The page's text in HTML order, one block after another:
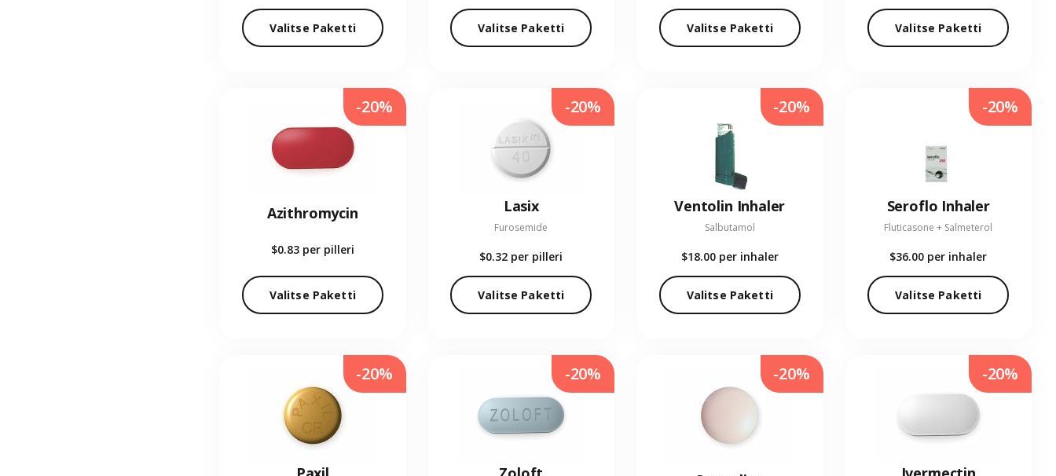
Valitse Paketti Valitse Paketti Valitse Paketti Valitse Paketti
Azithromycin
$0.83 per pilleri
Valitse Paketti
-20%
Lasix
Furosemide
$0.32 per pilleri
Valitse Paketti
-20%
Ventolin Inhaler
Salbutamol
$18.00 per inhaler
Valitse Paketti
-20%
Seroflo Inhaler
Fluticasone + Salmeterol
$36.00 per inhaler
Valitse Paketti
-20%
-20% -20% -20% -20%